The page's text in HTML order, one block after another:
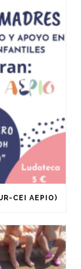
CEI AEPIO)